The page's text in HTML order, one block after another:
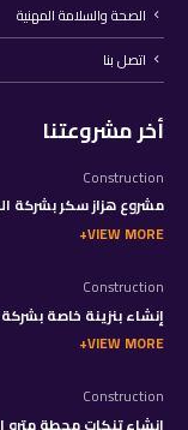
الصحة والسلامة المهنية
اتصل بنا
أخر مشروعتنا
Construction
مشروع هزاز سكر بشركة
VIEW MORE
Construction
إنشاء بنزينة خاصة
VIEW MORE
Construction